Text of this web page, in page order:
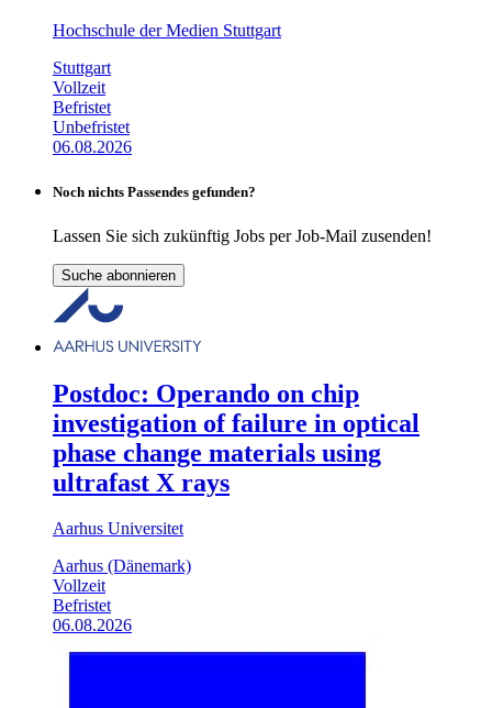
Hochschule der Medien Stuttgart
Stuttgart
Vollzeit
Befristet
Unbefristet
06.08.2026
Noch nichts Passendes gefunden?
Lassen Sie sich zukünftig Jobs per Job-Mail zusenden!
Suche abonnieren
Postdoc: Operando on chip
investigation of failure in optical
phase change materials using
ultrafast X rays
Aarhus Universitet
Aarhus (Dänemark)
Vollzeit
Befristet
06.08.2026